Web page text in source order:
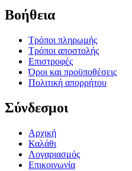
Βοήθεια
Τρόποι πληρωμής
Τρόποι αποστολής
Επιστροφές
Όροι και προϋποθέσεις
Πολιτική απορρήτου
Σύνδεσμοι
Αρχική
Καλάθι
Λογαριασμός
Επικοινωνία